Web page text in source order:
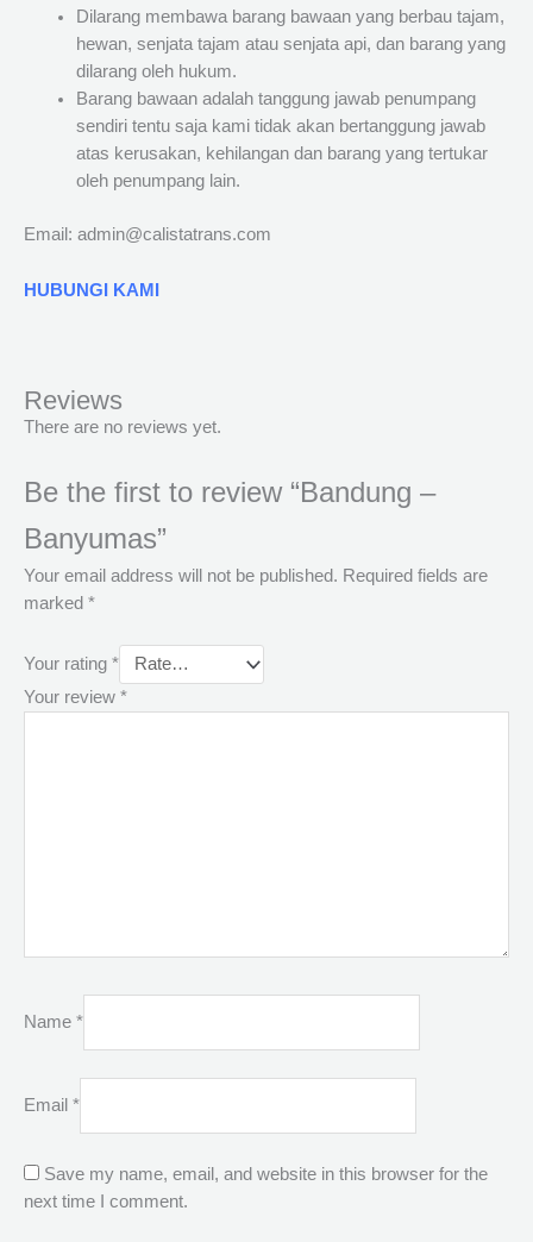
Dilarang membawa barang bawaan yang berbau tajam,
hewan, senjata tajam atau senjata api, dan barang yang
dilarang oleh hukum.
Barang bawaan adalah tanggung jawab penumpang
sendiri tentu saja kami tidak akan bertanggung jawab
atas kerusakan, kehilangan dan barang yang tertukar
oleh penumpang lain.
Email: admin@calistatrans.com
HUBUNGI KAMI
Reviews
There are no reviews yet.
Be the first to review “Bandung –
Banyumas”
Your email address will not be published. Required fields are
marked *
Your rating *
Your review *
Name *
Email *
Save my name, email, and website in this browser for the
next time I comment.